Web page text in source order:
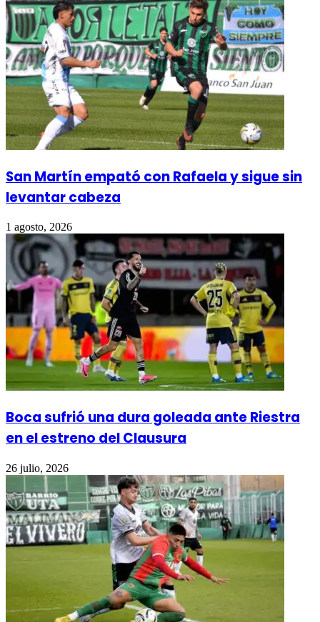
San Martín empató con Rafaela y sigue sin
levantar cabeza
1 agosto, 2026
Boca sufrió una dura goleada ante Riestra
en el estreno del Clausura
26 julio, 2026